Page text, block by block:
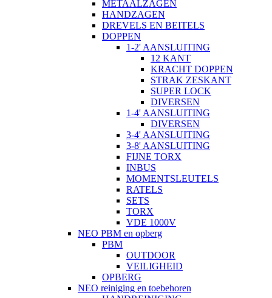
METAALZAGEN
HANDZAGEN
DREVELS EN BEITELS
DOPPEN
1-2' AANSLUITING
12 KANT
KRACHT DOPPEN
STRAK ZESKANT
SUPER LOCK
DIVERSEN
1-4' AANSLUITING
DIVERSEN
3-4' AANSLUITING
3-8' AANSLUITING
FIJNE TORX
INBUS
MOMENTSLEUTELS
RATELS
SETS
TORX
VDE 1000V
NEO PBM en opberg
PBM
OUTDOOR
VEILIGHEID
OPBERG
NEO reiniging en toebehoren